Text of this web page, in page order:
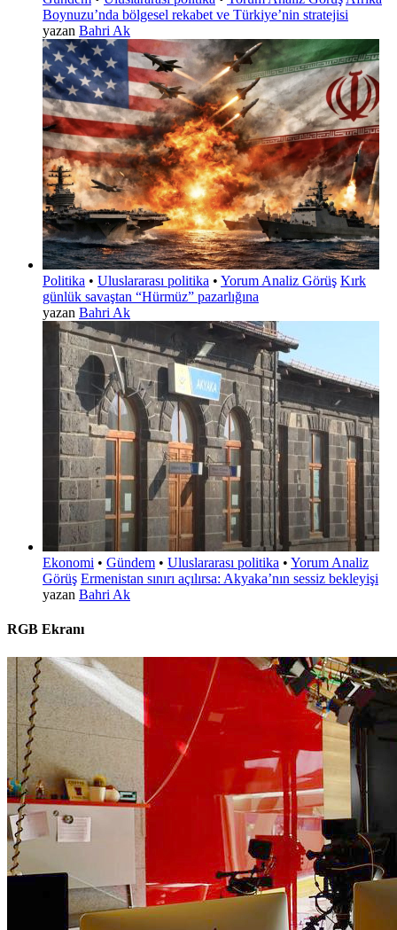
Boynuzu’nda bölgesel rekabet ve Türkiye’nin stratejisi
yazan Bahri Ak
Politika • Uluslararası politika • Yorum Analiz Görüş Kırk
günlük savaştan “Hürmüz” pazarlığına
yazan Bahri Ak
Ekonomi • Gündem • Uluslararası politika • Yorum Analiz
Görüş Ermenistan sınırı açılırsa: Akyaka’nın sessiz bekleyişi
yazan Bahri Ak
RGB Ekranı